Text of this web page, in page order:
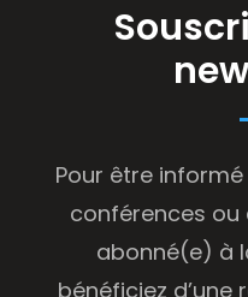
Pour être
conférences ou
abonné(e) à
bénéficiez d’une